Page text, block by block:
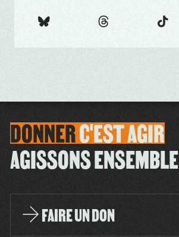
DONNERC'ESTAGIR
AGISSONS ENSEMBLE
FAIRE UN DON